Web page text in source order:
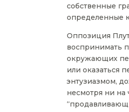
собственные
определенные
Оппозиция
воспринимать
окружающих
или оказаться
энтузиазмом,
несмотря ни